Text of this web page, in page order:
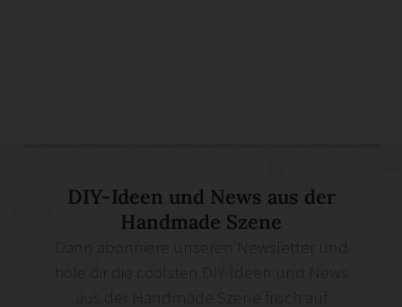
DIY-Ideen und News aus der
Handmade Szene